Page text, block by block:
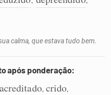
calma, que estava tudo bem.
após ponderação:
acreditado, crido,